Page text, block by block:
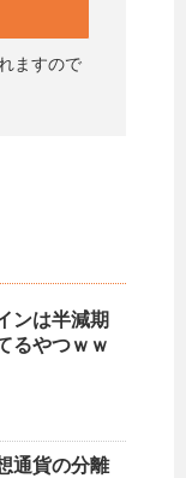
ますので
ンは半減期
るやつｗｗ
通貨の分離